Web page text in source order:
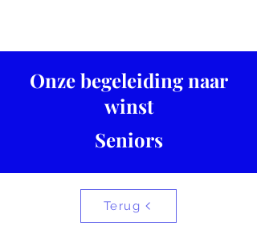
Onze begeleiding naar
winst
Seniors
Terug